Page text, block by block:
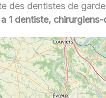
des dentistes de
1 dentiste,